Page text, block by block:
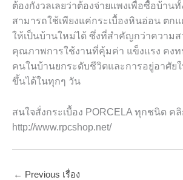
ต้องกังวลเลยว่าต้องจ่ายแพงเพื่อซื้อบ้านทั้
สามารถใช้เพียงแค่กระเบื้องหินอ่อน ตกแ
ให้เป็นบ้านใหม่ได้ ซึ่งที่สำคัญกว่าความส
คุณภาพการใช้งานที่คุ้มค่า แข็งแรง คง
คนในบ้านยกระดับชีวิตและการอยู่อาศัย
ขึ้นได้ในทุกๆ วัน
สนใจสั่งกระเบื้อง PORCELA ทุกชนิด ค
http://www.rpcshop.net/
← Previous เรื่อง